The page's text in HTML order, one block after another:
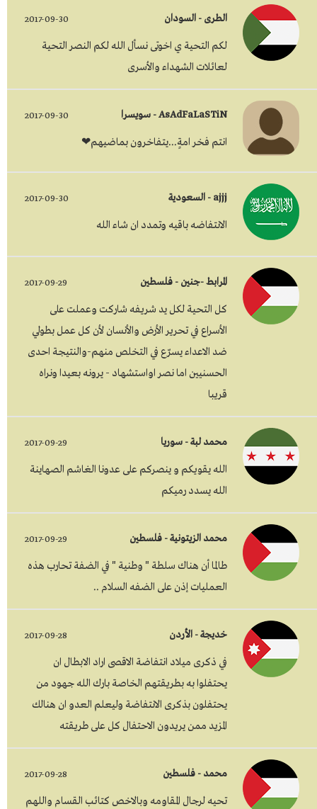
الطرى - السودان 2017-09-30
لكم التحية ي اخوتى نسأل الله لكم النصر التحية
لعائلات الشهداء والأسرى
AsAdFaLaSTiN - سويسرا 2017-09-30
انتم فخر امةٍ...يتفاخرون بماضيهم❤
ajjj - السعودية 2017-09-30
الانتفاضه باقيه وتمدد ان شاء الله
المرابط -جنين - فلسطين 2017-09-29
كل التحية لكل يد شريفه شاركت وعملت على
الأسراع في تحرير الأرض والأنسان لأن كل عمل بطولي
ضد الاعداء يسرّع في التخلص منهم-والنتيجة احدى
الحسنيين اما نصر اواستشهاد - يرونه بعيدا ونراه
قريبا
محمد لبة - سوريا 2017-09-29
الله يقويكم و ينصركم على عدونا الغاشم الصهاينة
الله يسدد رميكم
محمد الزيتونية - فلسطين 2017-09-29
طالما أن هناك سلطة " وطنية " في الضفة تحارب هذه
العمليات إذن على الضفه السلام ..
خديجة - الأردن 2017-09-28
في ذكرى ميلاد انتفاضة الاقصى اراد الابطال ان
يحتفلوا به بطريقتهم الخاصة بارك الله جهود من
يحتفلون بذكرى الانتفاضة وليعلم العدو ان هنالك
المزيد ممن يريدون الاحتفال كل على طريقته
محمد - فلسطين 2017-09-28
تحيه لرجال المقاومه وبالاخص كتائب القسام واللهم